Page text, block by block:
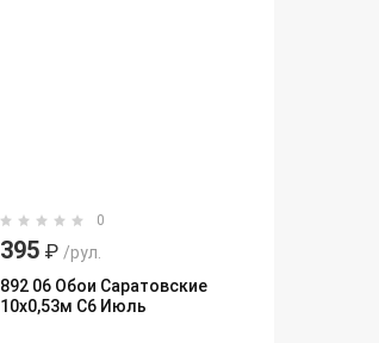
0
395 ₽ /рул.
892 06 Обои Саратовские
10х0,53м С6 Июль